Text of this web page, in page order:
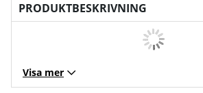
PRODUKTBESKRIVNING
Visa mer